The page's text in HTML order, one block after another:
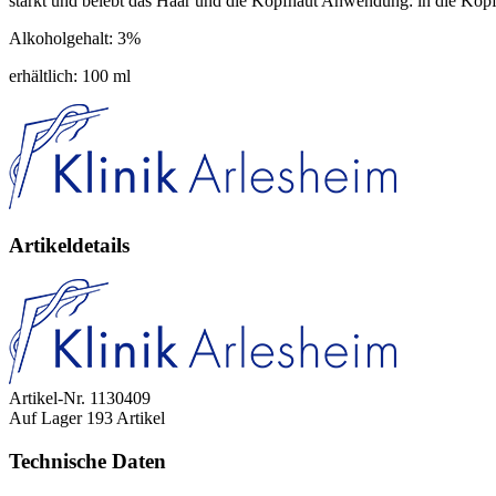
Alkoholgehalt: 3%
erhältlich: 100 ml
Artikeldetails
Artikel-Nr. 1130409
Auf Lager 193 Artikel
Technische Daten